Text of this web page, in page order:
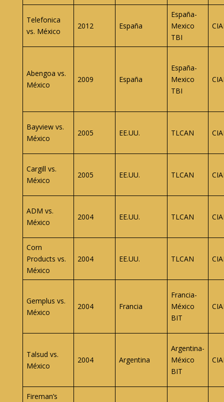
Telefonica
vs. México
2012 España
España-
Mexico
TBI
Abengoa vs.
México
2009 España
España-
Mexico
TBI
Bayview vs.
México
2005 EE.UU. TLCAN
Cargill vs.
México
2005 EE.UU. TLCAN
ADM vs.
México
2004 EE.UU. TLCAN
Corn
Products vs.
México
2004 EE.UU. TLCAN
Gemplus vs.
México
2004 Francia
Francia-
México
BIT
Talsud vs.
México
2004 Argentina
Argentina-
México
BIT
Fireman’s